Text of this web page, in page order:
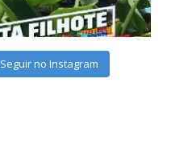
Seguir no Instagram